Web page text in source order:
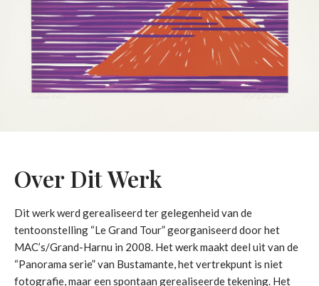
Over Dit Werk
Dit werk werd gerealiseerd ter gelegenheid van de
tentoonstelling “Le Grand Tour” georganiseerd door het
MAC’s/Grand-Harnu in 2008. Het werk maakt deel uit van de
“Panorama serie” van Bustamante, het vertrekpunt is niet
fotografie, maar een spontaan gerealiseerde tekening. Het